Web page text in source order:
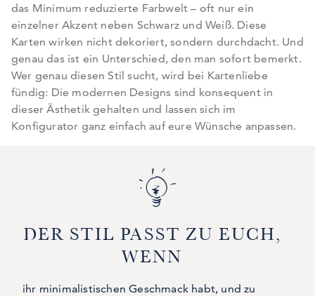
das Minimum reduzierte Farbwelt – oft nur ein
einzelner Akzent neben Schwarz und Weiß. Diese
Karten wirken nicht dekoriert, sondern durchdacht. Und
genau das ist ein Unterschied, den man sofort bemerkt.
Wer genau diesen Stil sucht, wird bei Kartenliebe
fündig: Die modernen Designs sind konsequent in
dieser Ästhetik gehalten und lassen sich im
Konfigurator ganz einfach auf eure Wünsche anpassen.
DER STIL PASST ZU EUCH,
WENN
ihr minimalistischen Geschmack habt, und zu